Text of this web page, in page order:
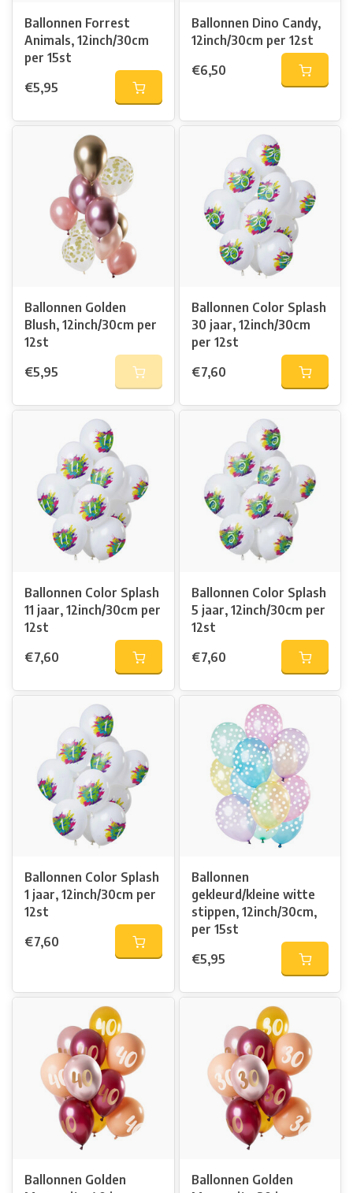
Ballonnen Forrest
Animals, 12inch/30cm
per 15st
€5,95
Ballonnen Dino Candy,
12inch/30cm per 12st
€6,50
Ballonnen Golden
Blush, 12inch/30cm per
12st
€5,95
Ballonnen Color Splash
30 jaar, 12inch/30cm
per 12st
€7,60
Ballonnen Color Splash
11 jaar, 12inch/30cm per
12st
€7,60
Ballonnen Color Splash
5 jaar, 12inch/30cm per
12st
€7,60
Ballonnen Color Splash
1 jaar, 12inch/30cm per
12st
€7,60
Ballonnen
gekleurd/kleine witte
stippen, 12inch/30cm,
per 15st
€5,95
Ballonnen Golden
Ballonnen Golden